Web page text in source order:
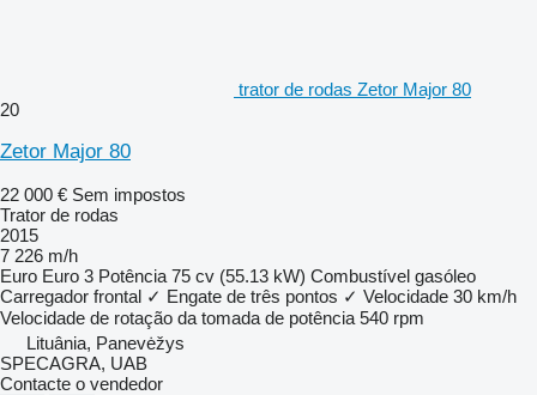
trator de rodas Zetor Major 80
20
Zetor Major 80
22 000 € Sem impostos
Trator de rodas
2015
7 226 m/h
Euro Euro 3 Potência 75 cv (55.13 kW) Combustível gasóleo
Carregador frontal ✓ Engate de três pontos ✓ Velocidade 30 km/h
Velocidade de rotação da tomada de potência 540 rpm
Lituânia, Panevėžys
SPECAGRA, UAB
Contacte o vendedor